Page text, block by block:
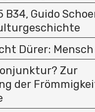
B34, Guido
Dürer:
Zur
der